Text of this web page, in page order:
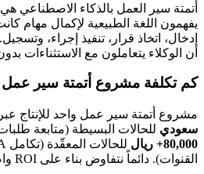
أتمتة سير العمل بالذكاء الاصطناعي
يفهمون اللغة الطبيعية لإكمال مهام
أن الوكلاء يتعاملون مع الاستثناءات
كم تكلفة مشروع أتمتة سير
مشروع أتمتة سير عمل واحد للإنتاج عبر
سعوديللحالات البسيطة (متابعة طلبات WhatsApp) ويصل لـ
80,000+ ريال
القنوات). دائماً نتفاوض بناء على ROI واضح خلال 90 يوماً.